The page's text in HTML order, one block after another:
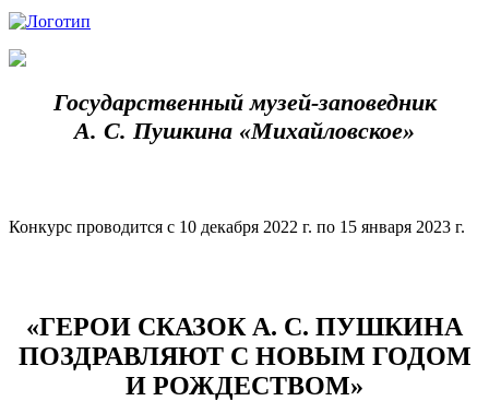
Государственный музей-заповедник
А. С. Пушкина «Михайловское»
Конкурс проводится с 10 декабря 2022 г. по 15 января 2023 г.
«ГЕРОИ СКАЗОК А. С. ПУШКИНА
ПОЗДРАВЛЯЮТ С НОВЫМ ГОДОМ
И РОЖДЕСТВОМ»